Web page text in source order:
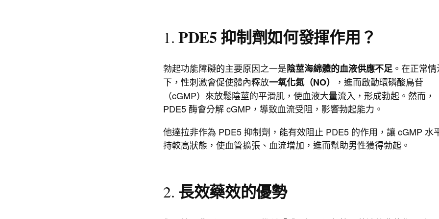
1. PDE5 抑制劑如何發揮作用？
勃起功能障礙的主要原因之一是陰莖海綿體的血液供應不足 。在正常
下，性刺激會促使體內釋放一氧化氮（NO）
，進而啟動環磷酸鳥苷
（cGMP）來放鬆陰莖的平滑肌，使血液大量流入，形成勃起。然而，
PDE5 酶會分解 cGMP，導致血流受阻，影響勃起能力。
他達拉非作為 PDE5 抑制劑，能有效阻止 PDE5 的作用，讓 cGMP 水
持較高狀態，使血管擴張、血流增加，進而幫助男性獲得勃起。
2. 長效藥效的優勢